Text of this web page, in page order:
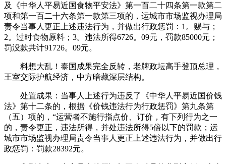
及《中华人平易近国食物平安法》第一百二十四条第一款第二
项和第一百二十六条第一款第三项的，运城市市场监视办理局
责令当事人更正上述违法行为，并做出行政惩罚：1。赐与；
2。过时食物原料；3。违法所得6726。09元，罚款85000元；
罚没款共计91726。09元。
料想大乱！泰国成果完全反转，老牌政坛高手登顶总理，
王室交际护航经济，中方暗藏深层结构。
处置成果：当事人上述行为违反了《中华人平易近国价钱
法》第十二条的，根据《价钱违法行为行政惩罚》第九条第
（五）项的，“运营者不施行指点价、订价，有下列行为之一
的，责令更正，违法所得，并处违法所得5倍以下的罚款；运
城市市场监视办理局责令当事人更正上述违法行为，并做出行
政惩罚：罚款28392元。